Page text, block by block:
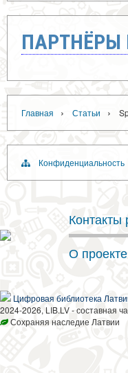
ПАРТНЁРЫ
Главная › Статьи ›
Конфиденциальность
Контакты
О проекте
Цифровая библиотека
2024-2026, LIB.LV - составная
Сохраняя наследие Латвии